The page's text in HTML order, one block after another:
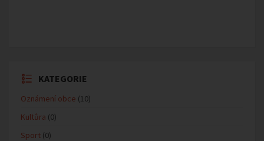
KATEGORIE
Oznámení obce (10)
Kultůra (0)
Sport (0)